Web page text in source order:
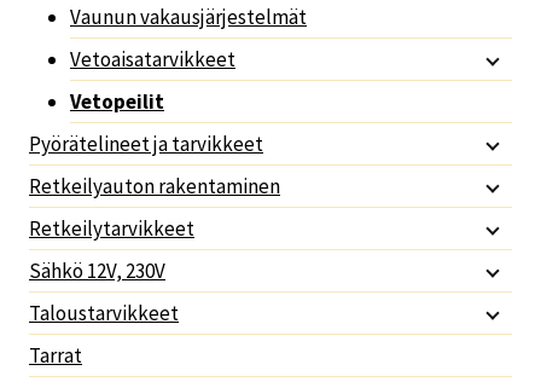
Vaunun vakausjärjestelmät
Vetoaisatarvikkeet
Vetopeilit
Pyörätelineet ja tarvikkeet
Retkeilyauton rakentaminen
Retkeilytarvikkeet
Sähkö 12V, 230V
Taloustarvikkeet
Tarrat